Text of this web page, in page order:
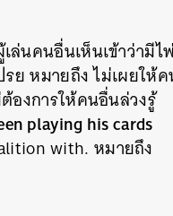
ล่นคนอื่นเห็นเข้าว่ามีไพ่
ย หมายถึง ไม่เผยให้
องการให้คนอื่นล่วงรู้
playing his cards
with. หมายถึง